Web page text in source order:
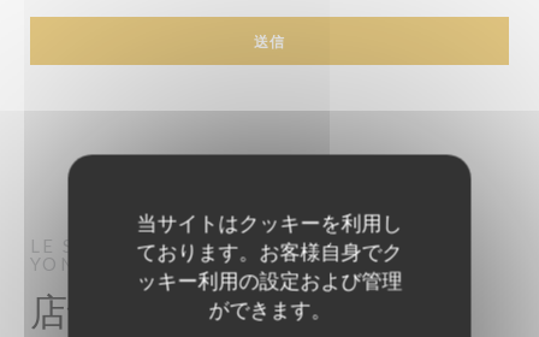
当サイトはクッキーを利用し
ております。お客様自身でク
ッキー利用の設定および管理
ができます。
LE SALE GOSSE レストランLA ROCHE SUR
YON
店舗情報